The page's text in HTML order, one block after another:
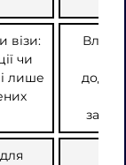
візи:
чи
лише